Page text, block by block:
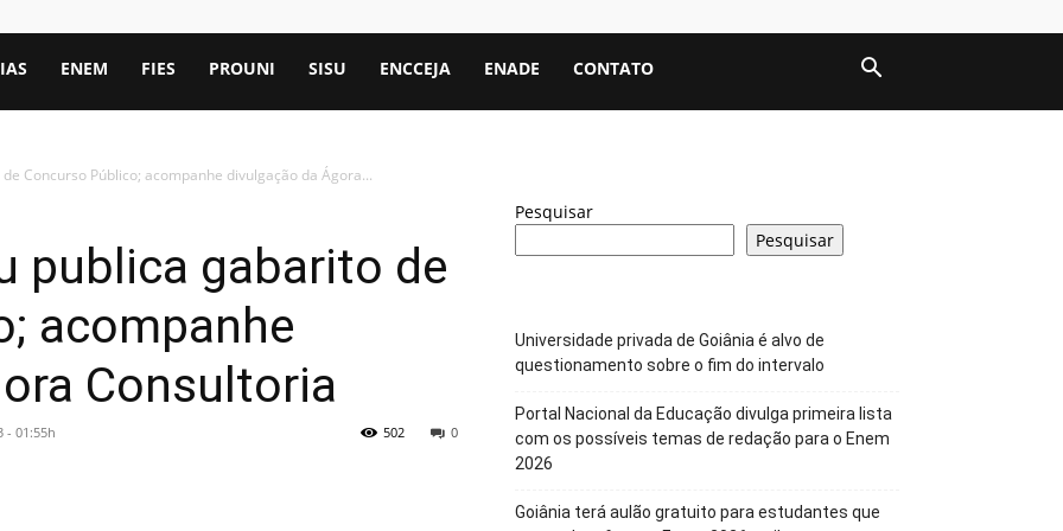
ENEM FIES PROUNI SISU ENCCEJA ENADE CONTATO
Concurso Público; acompanhe divulgação da Ágora...
publica gabarito de
acompanhe
Consultoria
- 01:55h 0
502
Pesquisar
Pesquisar
Universidade privada de Goiânia é alvo de
questionamento sobre o fim do intervalo
Portal Nacional da Educação divulga primeira lista
com os possíveis temas de redação para o Enem
2026
Goiânia terá aulão gratuito para estudantes que